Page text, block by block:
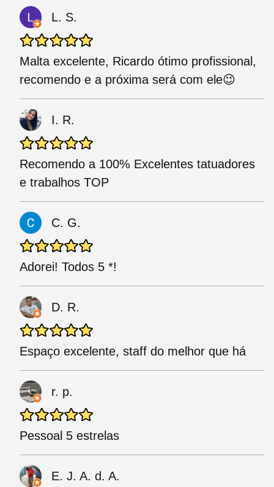
L. S.
Malta excelente, Ricardo ótimo profissional,
recomendo e a próxima será com ele😉
I. R.
Recomendo a 100% Excelentes tatuadores
e trabalhos TOP
C. G.
Adorei! Todos 5 *!
D. R.
Espaço excelente, staff do melhor que há
r. p.
Pessoal 5 estrelas
E. J. A. d. A.